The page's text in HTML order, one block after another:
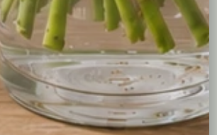
w pudełkach